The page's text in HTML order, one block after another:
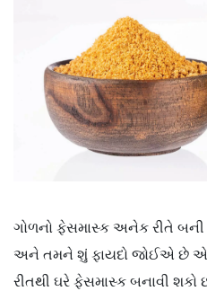
ગોળનો ફેસમાસ્ક અનેક રીતે બની
અને તમને શું ફાયદો જોઈએ છે
રીતથી ઘરે ફેસમાસ્ક બનાવી શકો